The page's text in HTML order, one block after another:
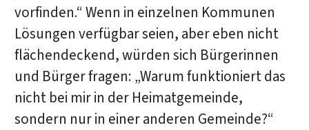
vorfinden.“ Wenn in einzelnen Kommunen
Lösungen verfügbar seien, aber eben nicht
flächendeckend, würden sich Bürgerinnen
und Bürger fragen: „Warum funktioniert das
nicht bei mir in der Heimatgemeinde,
sondern nur in einer anderen Gemeinde?“